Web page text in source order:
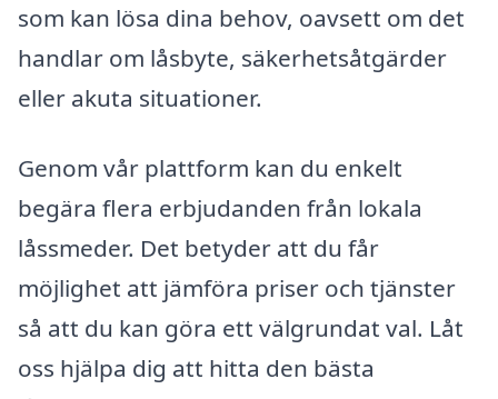
som kan lösa dina behov, oavsett om det
handlar om låsbyte, säkerhetsåtgärder
eller akuta situationer.
Genom vår plattform kan du enkelt
begära flera erbjudanden från lokala
låssmeder. Det betyder att du får
möjlighet att jämföra priser och tjänster
så att du kan göra ett välgrundat val. Låt
oss hjälpa dig att hitta den bästa